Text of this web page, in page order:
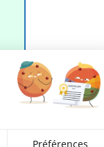
Préférences
Une question ?